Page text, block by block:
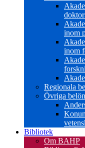
inom
inom
Regionala
Övriga
Bibliotek
Om BAHP